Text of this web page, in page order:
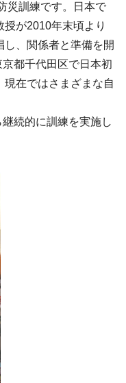
災訓練です。日本で
が2010年末頃より
し、関係者と準備を開
都千代田区で日本初
現在ではさまざまな自
続的に訓練を実施し